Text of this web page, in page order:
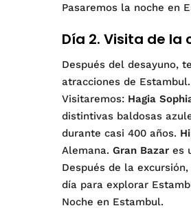
Pasaremos la noche en
Día 2. Visita de
Después del desayuno,
atracciones de Estambul.
Visitaremos: Hagia
distintivas baldosas
durante casi 400 años.
Alemana. Gran Bazar es
Después de la
día para explorar
Noche en Estambul.